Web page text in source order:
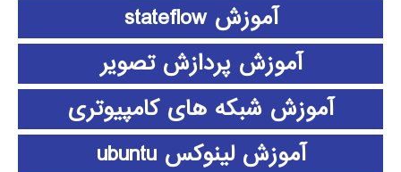
آموزش stateflow
آموزش پردازش تصویر
آموزش شبکه های کامپیوتری
آموزش لینوکس ubuntu